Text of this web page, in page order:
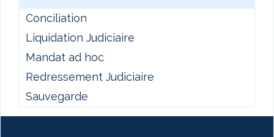
Conciliation
Liquidation Judiciaire
Mandat ad hoc
Redressement Judiciaire
Sauvegarde